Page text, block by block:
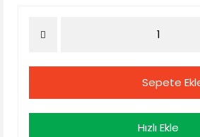
Sepete
Hızlı Ekle